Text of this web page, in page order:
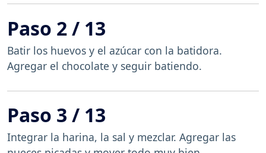
Paso 2 / 13
Batir los huevos y el azúcar con la batidora.
Agregar el chocolate y seguir batiendo.
Paso 3 / 13
Integrar la harina, la sal y mezclar. Agregar las